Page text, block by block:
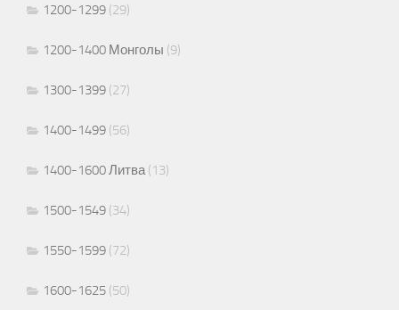
1200-1299 (29)
1200-1400 Монголы (9)
1300-1399 (27)
1400-1499 (56)
1400-1600 Литва(13)
1500-1549 (34)
1550-1599 (72)
1600-1625 (50)